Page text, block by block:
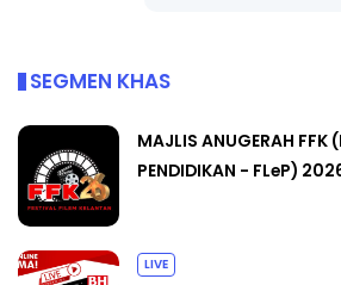
SEGMEN KHAS
MAJLIS ANUGERAH FFK
PENDIDIKAN - FLeP)
LIVE